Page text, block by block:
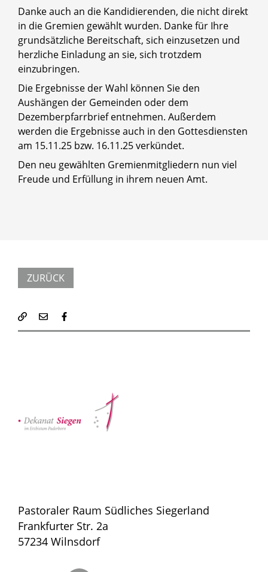
Danke auch an die Kandidierenden, die nicht direkt
in die Gremien gewählt wurden. Danke für Ihre
grundsätzliche Bereitschaft, sich einzusetzen und
herzliche Einladung an sie, sich trotzdem
einzubringen.
Die Ergebnisse der Wahl können Sie den
Aushängen der Gemeinden oder dem
Dezemberpfarrbrief entnehmen. Außerdem
werden die Ergebnisse auch in den Gottesdiensten
am 15.11.25 bzw. 16.11.25 verkündet.
Den neu gewählten Gremienmitgliedern nun viel
Freude und Erfüllung in ihrem neuen Amt.
ZURÜCK
Pastoraler Raum Südliches Siegerland
Frankfurter Str. 2a
57234 Wilnsdorf